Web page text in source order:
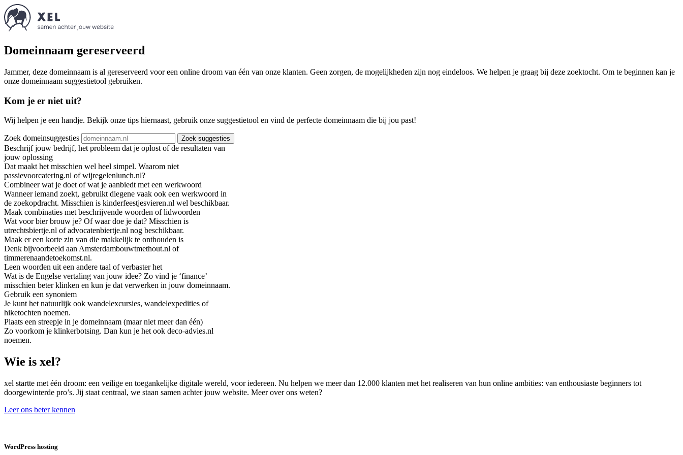
Domeinnaam gereserveerd
Jammer, deze domeinnaam is al gereserveerd voor een online droom van één van onze klanten. Geen zorgen, de mogelijkheden zijn nog eindeloos. We helpen je graag bij deze zoektocht. Om te beginnen kan je
onze domeinnaam suggestietool gebruiken.
Kom je er niet uit?
Wij helpen je een handje. Bekijk onze tips hiernaast, gebruik onze suggestietool en vind de perfecte domeinnaam die bij jou past!
Zoek domeinsuggesties Zoek suggesties
Beschrijf jouw bedrijf, het probleem dat je oplost of de resultaten van
jouw oplossing
Dat maakt het misschien wel heel simpel. Waarom niet
passievoorcatering.nl of wijregelenlunch.nl?
Combineer wat je doet of wat je aanbiedt met een werkwoord
Wanneer iemand zoekt, gebruikt diegene vaak ook een werkwoord in
de zoekopdracht. Misschien is kinderfeestjesvieren.nl wel beschikbaar.
Maak combinaties met beschrijvende woorden of lidwoorden
Wat voor bier brouw je? Of waar doe je dat? Misschien is
utrechtsbiertje.nl of advocatenbiertje.nl nog beschikbaar.
Maak er een korte zin van die makkelijk te onthouden is
Denk bijvoorbeeld aan Amsterdambouwtmethout.nl of
timmerenaandetoekomst.nl.
Leen woorden uit een andere taal of verbaster het
Wat is de Engelse vertaling van jouw idee? Zo vind je ‘finance’
misschien beter klinken en kun je dat verwerken in jouw domeinnaam.
Gebruik een synoniem
Je kunt het natuurlijk ook wandelexcursies, wandelexpedities of
hiketochten noemen.
Plaats een streepje in je domeinnaam (maar niet meer dan één)
Zo voorkom je klinkerbotsing. Dan kun je het ook deco-advies.nl
noemen.
Wie is xel?
xel startte met één droom: een veilige en toegankelijke digitale wereld, voor iedereen. Nu helpen we meer dan 12.000 klanten met het realiseren van hun online ambities: van enthousiaste beginners tot
doorgewinterde pro’s. Jij staat centraal, we staan samen achter jouw website. Meer over ons weten?
Leer ons beter kennen
WordPress hosting